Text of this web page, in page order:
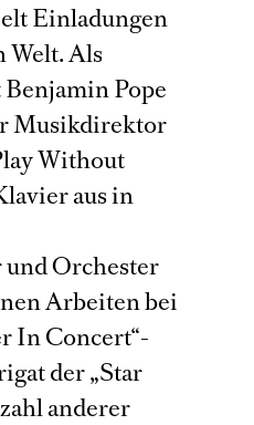
Einladungen
Welt. Als
Pope
Musikdirektor
Without
aus in
Orchester
Arbeiten bei
In Concert“-
der „Star
anderer